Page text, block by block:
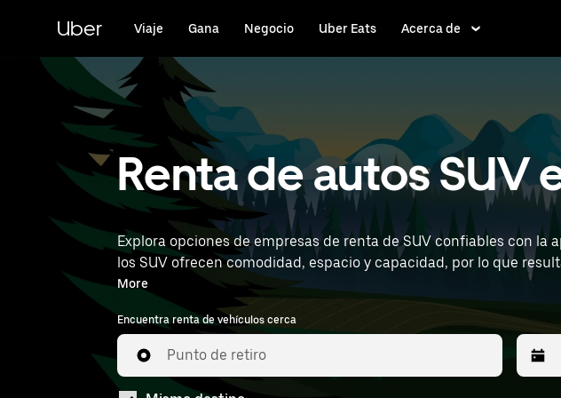
contenido
principal
Uber Viaje Gana Negocio Uber Eats Acerca de
Renta de autos SUV
Explora opciones de empresas de renta de SUV confiables con la
los SUV ofrecen comodidad, espacio y capacidad, por lo que resultan
la ubicación (por ejemplo, Hermanos Serdan International Airport)
More
Encuentra renta de vehículos cerca
Punto de retiro